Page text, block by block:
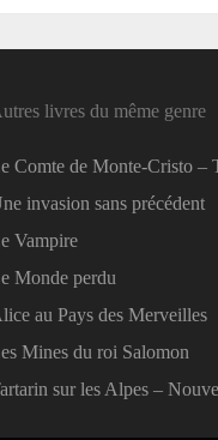
livres du même genre
Comte de Monte-Cristo –
invasion sans précédent
Vampire
Monde perdu
au Pays des Merveilles
Mines du roi Salomon
sur les Alpes –